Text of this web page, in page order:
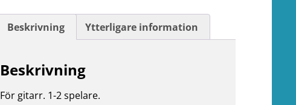
Beskrivning Ytterligare information
Beskrivning
För gitarr. 1-2 spelare.